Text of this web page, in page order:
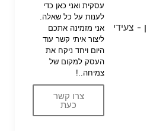
עסקית ואני כאן כדי
לענות על כל שאלה.
אני מזמינה אתכם
ליצור איתי קשר עוד
היום ויחד ניקח את
העסק למקום של
צמיחה..!
צרו קשר
כעת